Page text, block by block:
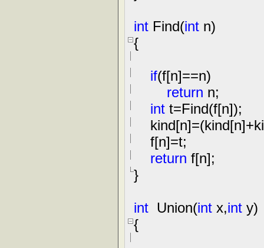
int Find(int n)
{
if(f[n]==n)
return n;
int t=Find(f[n]);
kind[n]=(kind[n]+
f[n]=t;
return f[n];
}
int Union(int x,int y)
{